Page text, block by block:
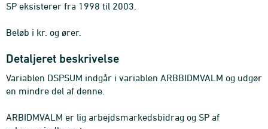
SP eksisterer fra 1998 til 2003.
Beløb i kr. og ører.
Detaljeret beskrivelse
Variablen DSPSUM indgår i variablen ARBBIDMVALM og udgør
en mindre del af denne.
ARBIDMVALM er lig arbejdsmarkedsbidrag og SP af